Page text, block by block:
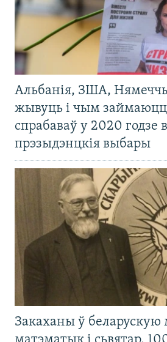
Альбанія, ЗША,
жывуць і чым
спрабаваў у 2020 годзе
прэзыдэнцкія выбары
Закаханы ў беларускую